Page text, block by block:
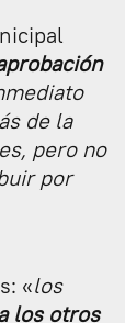
de la
pero no
por
«los
los otros